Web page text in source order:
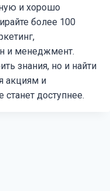
и хорошо
более 100
и менеджмент.
знания, но и найти
акциям и
доступнее.